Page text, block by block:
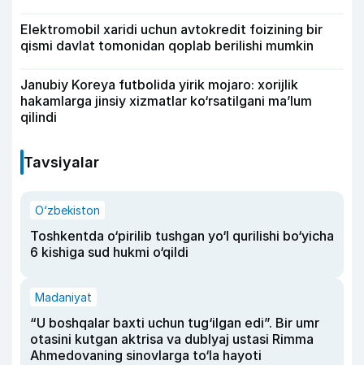
Elektromobil xaridi uchun avtokredit foizining bir
qismi davlat tomonidan qoplab berilishi mumkin
Janubiy Koreya futbolida yirik mojaro: xorijlik
hakamlarga jinsiy xizmatlar ko‘rsatilgani ma’lum
qilindi
Tavsiyalar
O‘zbekiston
Toshkentda o‘pirilib tushgan yo‘l qurilishi bo‘yicha
6 kishiga sud hukmi o‘qildi
Madaniyat
“U boshqalar baxti uchun tug‘ilgan edi”. Bir umr
otasini kutgan aktrisa va dublyaj ustasi Rimma
Ahmedovaning sinovlarga to‘la hayoti